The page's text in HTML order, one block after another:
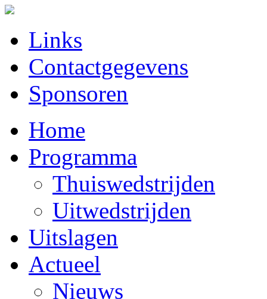
Links
Contactgegevens
Sponsoren
Home
Programma
Thuiswedstrijden
Uitwedstrijden
Uitslagen
Actueel
Nieuws